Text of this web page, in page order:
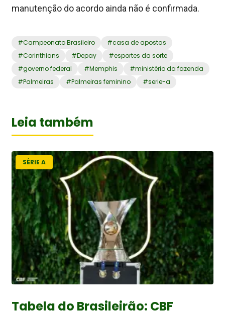
manutenção do acordo ainda não é confirmada.
#Campeonato Brasileiro #casa de apostas
#Corinthians #Depay #esportes da sorte
#governo federal #Memphis #ministério da fazenda
#Palmeiras #Palmeiras feminino #serie-a
Leia também
SÉRIE A
Tabela do Brasileirão: CBF